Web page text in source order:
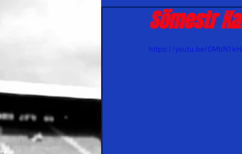
Sömestr
https://youtu.be/